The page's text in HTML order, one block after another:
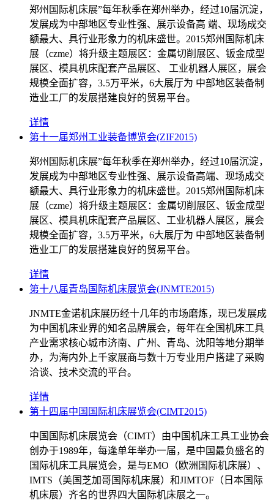
郑州国际机床展”每年秋季在郑州举办，经过10届沉淀，
发展成为中部地区专业性强、展示设备高 端、现场成交
额最大、具行业形象力的机床盛世。2015郑州国际机床
展（czme）将升级主题展区：金属切削展区、钣金成型
展区、模具机床配套产品展区、 工业机器人展区，展会
规模全面扩容，3.5万平米，6大展厅为 中部地区装备制
造业工厂的发展搭建良好的贸易平台。
详情
第十一届郑州工业装备博览会(ZIF2015)
郑州国际机床展”每年秋季在郑州举办，经过10届沉淀，
发展成为中部地区专业性强、展示设备高端、现场成交
额最大、具行业形象力的机床盛世。2015郑州国际机床
展（czme）将升级主题展区：金属切削展区、钣金成型
展区、模具机床配套产品展区、工业机器人展区，展会
规模全面扩容，3.5万平米，6大展厅为 中部地区装备制
造业工厂的发展搭建良好的贸易平台。
详情
第十八届青岛国际机床展览会(JNMTE2015)
JNMTE金诺机床展历经十几年的市场磨炼，现已发展成
为中国机床业界的知名品牌展会，每年在全国机床工具
产业需求核心城市济南、广州、青岛、沈阳等地分期举
办，为海内外上千家展商与数十万专业用户搭建了采购
洽谈、技术交流的平台。
详情
第十四届中国国际机床展览会(CIMT2015)
中国国际机床展览会（CIMT）由中国机床工具工业协会
创办于1989年，每逢单年举办一届，是中国最负盛名的
国际机床工具展览会，是与EMO（欧洲国际机床展）、
IMTS（美国芝加哥国际机床展）和JIMTOF（日本国际
机床展）齐名的世界四大国际机床展之一。